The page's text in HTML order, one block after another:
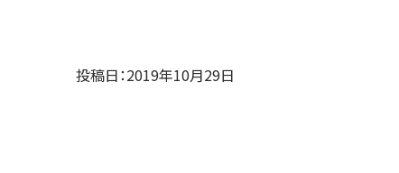
投稿日：2019年10月29日